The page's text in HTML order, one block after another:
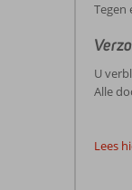
Tegen
U
Alle
Lees